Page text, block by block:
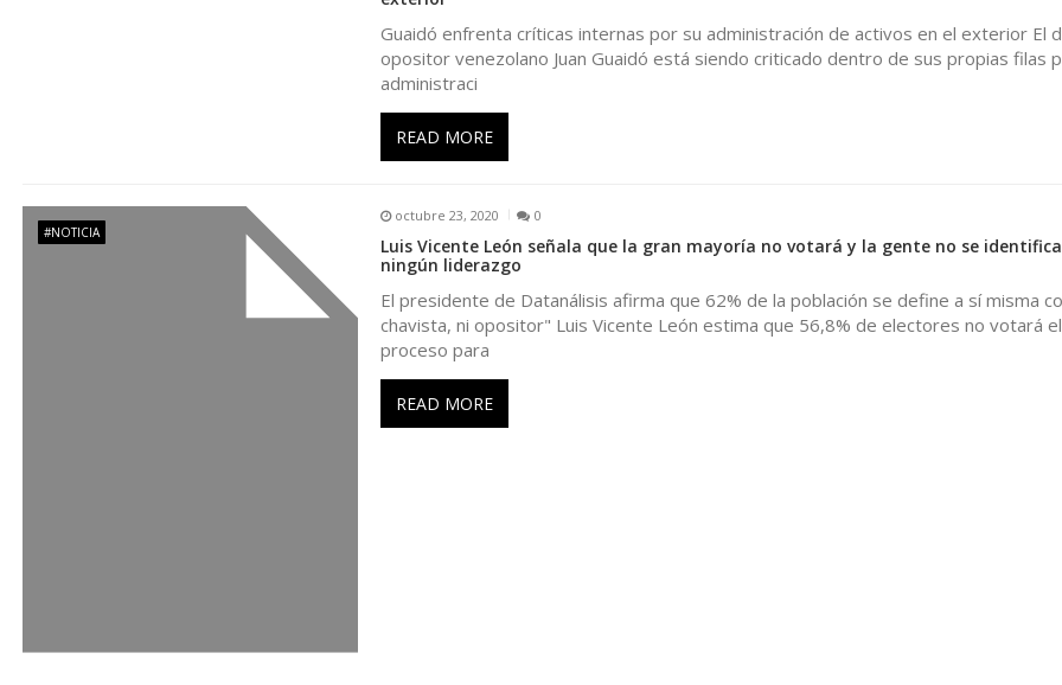
n
t
Guaidó enfrenta críticas internas por su administración de activos en el exterior El
opositor venezolano Juan Guaidó está siendo criticado dentro de sus propias filas
administraci
READ MORE
#NOTICIA
octubre 23, 2020 0
Luis Vicente León señala que la gran mayoría no votará y la gente no se
ningún liderazgo
El presidente de Datanálisis afirma que 62% de la población se define a sí misma
chavista, ni opositor" Luis Vicente León estima que 56,8% de electores no votará
proceso para
READ MORE